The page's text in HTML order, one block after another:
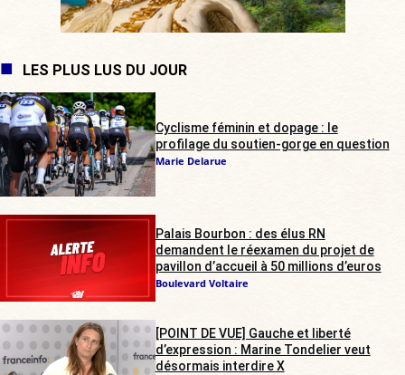
LES PLUS LUS DU JOUR
Cyclisme féminin et dopage : le
profilage du soutien-gorge en question
Marie Delarue
Palais Bourbon : des élus RN
demandent le réexamen du projet de
pavillon d’accueil à 50 millions d’euros
Boulevard Voltaire
[POINT DE VUE] Gauche et liberté
d’expression : Marine Tondelier veut
désormais interdire X